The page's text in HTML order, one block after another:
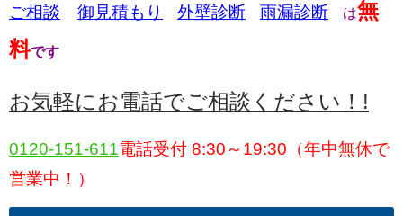
ご相談 御 見積もり 外壁診断 雨漏診断 は無
料です
お気軽にお電話でご相談ください！!
0120-151-611電話受付 8:30～19:30（年中無休で
営業中！）